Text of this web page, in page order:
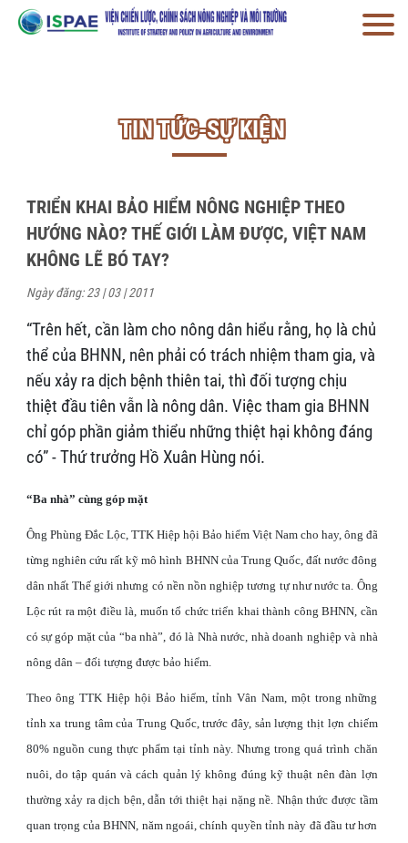
TIN TỨC-SỰ KIỆN
TRIỂN KHAI BẢO HIỂM NÔNG NGHIỆP THEO
HƯỚNG NÀO? THẾ GIỚI LÀM ĐƯỢC, VIỆT NAM
KHÔNG LẼ BÓ TAY?
Ngày đăng: 23 | 03 | 2011
“Trên hết, cần làm cho nông dân hiểu rằng, họ là chủ
thể của BHNN, nên phải có trách nhiệm tham gia, và
nếu xảy ra dịch bệnh thiên tai, thì đối tượng chịu
thiệt đầu tiên vẫn là nông dân. Việc tham gia BHNN
chỉ góp phần giảm thiểu những thiệt hại không đáng
có” - Thứ trưởng Hồ Xuân Hùng nói.
“Ba nhà” cùng góp mặt
Ông Phùng Đắc Lộc, TTK Hiệp hội Bảo hiểm Việt Nam cho hay, ông đã
từng nghiên cứu rất kỹ mô hình BHNN của Trung Quốc, đất nước đông
dân nhất Thế giới nhưng có nền nồn nghiệp tương tự như nước ta. Ông
Lộc rút ra một điều là, muốn tổ chức triển khai thành công BHNN, cần
có sự góp mặt của “ba nhà”, đó là Nhà nước, nhà doanh nghiệp và nhà
nông dân – đối tượng được bảo hiểm.
Theo ông TTK Hiệp hội Bảo hiểm, tỉnh Vân Nam, một trong những
tỉnh xa trung tâm của Trung Quốc, trước đây, sản lượng thịt lợn chiếm
80% nguồn cung thực phẩm tại tỉnh này. Nhưng trong quá trình chăn
nuôi, do tập quán và cách quản lý không đúng kỹ thuật nên đàn lợn
thường xảy ra dịch bện, dẫn tới thiệt hại nặng nề. Nhận thức được tầm
quan trọng của BHNN, năm ngoái, chính quyền tỉnh này đã đầu tư hơn